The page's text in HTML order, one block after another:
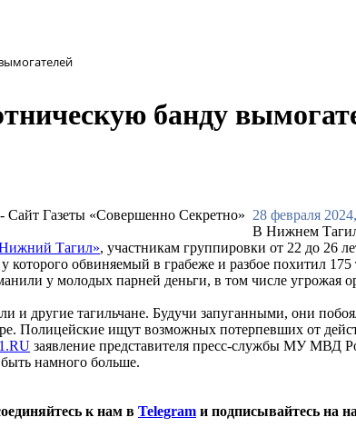
банду
28 февраля
В Нижнем
Тагил», участникам группировки от 22 до 26
которого обвиняемый в грабеже и разбое похитил 175
у молодых парней деньги, в том числе угрожая
и другие тагильчане. Будучи запуганными, они
Полицейские ищут возможных потерпевших от
заявление представителя пресс-службы МУ МВД
намного больше.
к нам в Telegram и подписывайтесь на